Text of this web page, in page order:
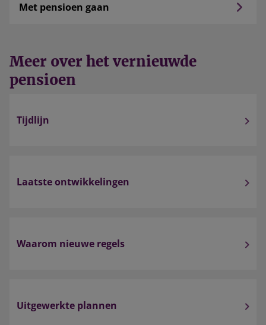
Met pensioen gaan
Meer over het vernieuwde
pensioen
Tijdlijn
Laatste ontwikkelingen
Waarom nieuwe regels
Uitgewerkte plannen